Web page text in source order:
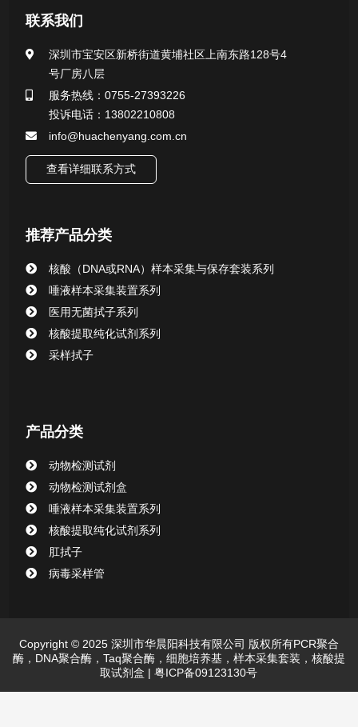
医用无菌采样拭子系列
一次性使用采样器系列
微生物样本保存液（通用运输传媒介质）系列
核酸（DNA&RNA）样本采集与保存套装系列
唾液样本采集装置系列
清洁验证棉签系列
动物检测试剂
联系我们
深圳市宝安区新桥街道黄埔社区上南东路128号4
号厂房八层
服务热线：0755-27393226
投诉电话：13802210808
info@huachenyang.com.cn
查看详细联系方式
推荐产品分类
核酸（DNA或RNA）样本采集与保存套装系列
唾液样本采集装置系列
医用无菌拭子系列
核酸提取纯化试剂系列
采样拭子
产品分类
动物检测试剂
动物检测试剂盒
唾液样本采集装置系列
核酸提取纯化试剂系列
肛拭子
病毒采样管
Copyright © 2025 深圳市华晨阳科技有限公司 版权所有PCR聚合
酶，DNA聚合酶，Taq聚合酶，细胞培养基，样本采集套装，核酸提
取试剂盒 | 粤ICP备09123130号